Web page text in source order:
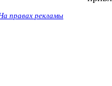
правах рекламы